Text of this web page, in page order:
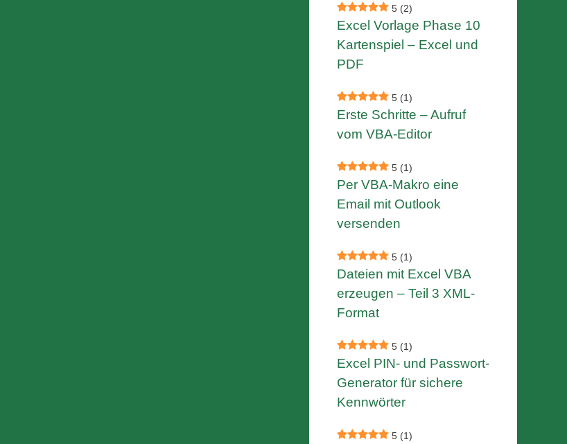
5 (2)
Excel Vorlage Phase 10
Kartenspiel – Excel und
PDF
5 (1)
Erste Schritte – Aufruf
vom VBA-Editor
5 (1)
Per VBA-Makro eine
Email mit Outlook
versenden
5 (1)
Dateien mit Excel VBA
erzeugen – Teil 3 XML-
Format
5 (1)
Excel PIN- und Passwort-
Generator für sichere
Kennwörter
5 (1)